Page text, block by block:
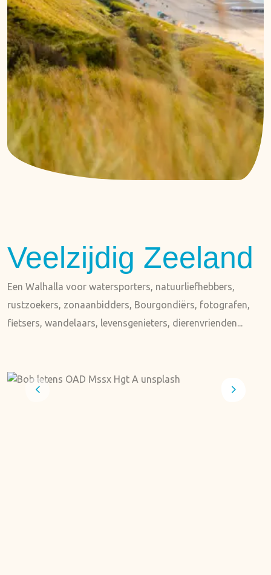
Veelzijdig Zeeland
Een Walhalla voor watersporters, natuurliefhebbers,
rustzoekers, zonaanbidders, Bourgondiërs, fotografen,
fietsers, wandelaars, levensgenieters, dierenvrienden...